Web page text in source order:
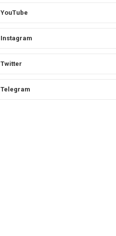
YouTube
Instagram
Twitter
Telegram